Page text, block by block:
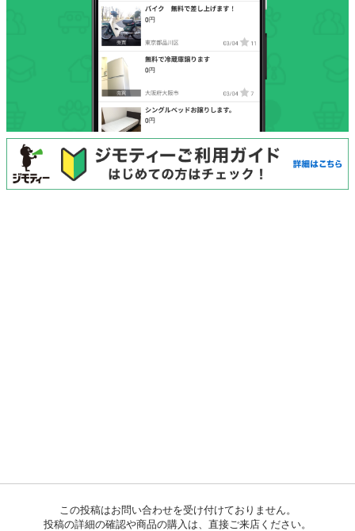
この投稿はお問い合わせを受け付けておりません。
投稿の詳細の確認や商品の購入は、直接ご来店ください。